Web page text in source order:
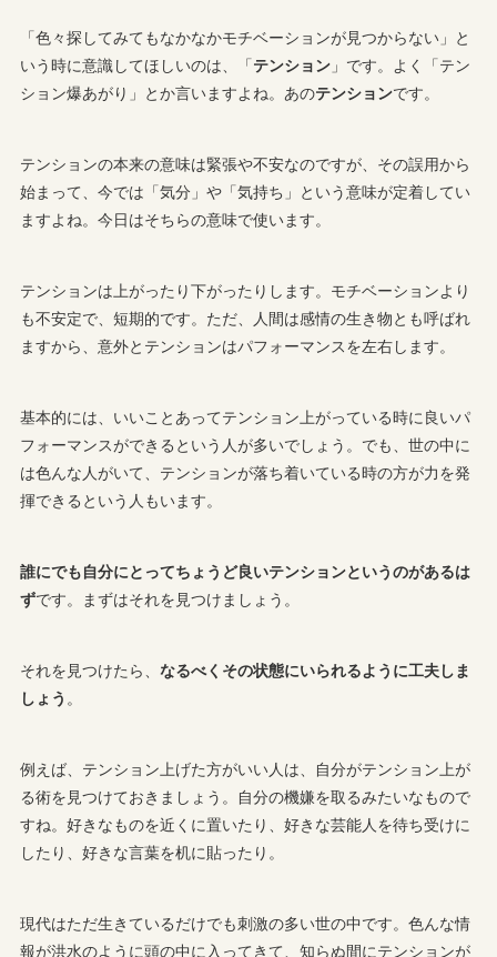
「色々探してみてもなかなかモチベーションが見つからない」と
いう時に意識してほしいのは、「テンション 」です。よく「テン
ション爆あがり」とか言いますよね。あのテンションです。
テンションの本来の意味は緊張や不安なのですが、その誤用から
始まって、今では「気分」や「気持ち」という意味が定着してい
ますよね。今日はそちらの意味で使います。
テンションは上がったり下がったりします。モチベーションより
も不安定で、短期的です。ただ、人間は感情の生き物とも呼ばれ
ますから、意外とテンションはパフォーマンスを左右します。
基本的には、いいことあってテンション上がっている時に良いパ
フォーマンスができるという人が多いでしょう。でも、世の中に
は色んな人がいて、テンションが落ち着いている時の方が力を発
揮できるという人もいます。
誰にでも自分にとってちょうど良いテンションというのがあるは
ずです。まずはそれを見つけましょう。
それを見つけたら、なるべくその状態にいられるように工夫しま
しょう 。
例えば、テンション上げた方がいい人は、自分がテンション上が
る術を見つけておきましょう。自分の機嫌を取るみたいなもので
すね。好きなものを近くに置いたり、好きな芸能人を待ち受けに
したり、好きな言葉を机に貼ったり。
現代はただ生きているだけでも刺激の多い世の中です。色んな情
報が洪水のように頭の中に入ってきて、知らぬ間にテンションが